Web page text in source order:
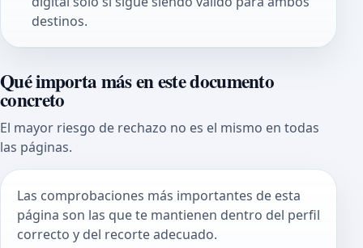
destinos.
Qué importa más en este documento
concreto
El mayor riesgo de rechazo no es el mismo en todas
las páginas.
Las comprobaciones más importantes de esta
página son las que te mantienen dentro del perfil
correcto y del recorte adecuado.